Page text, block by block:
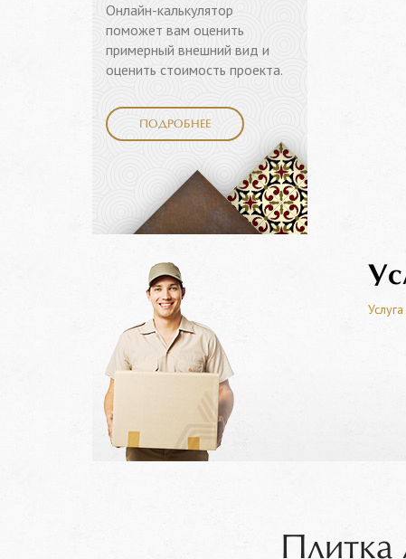
Онлайн-калькулятор
поможет вам оценить
примерный внешний вид и
оценить стоимость проекта.
ПОДРОБНЕЕ
Плитка